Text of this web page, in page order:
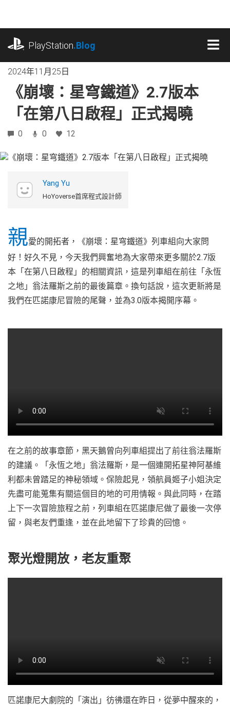
內
PlayStation.Blog
2024年11月25日
《崩壞：星穹鐵道》2.7版本
「在第八日啟程」正式揭曉
0 0 12
Yang Yu
HoYoverse首席程式設計師
親愛的開拓者，《崩壞：星穹鐵道》列車組向大家問
好！好久不見，今天我們興奮地為大家帶來更多關於2.7版
本「在第八日啟程」的相關資訊，這是列車組在前往「永恆
之地」翁法羅斯之前的最後篇章。換句話說，這次更新將是
我們在匹諾康尼冒險的尾聲，並為3.0版本揭開序幕。
在之前的故事章節，黑天鵝曾向列車組提出了前往翁法羅斯
的建議。「永恆之地」翁法羅斯，是一個連開拓星神阿基維
利都未曾踏足的神秘領域。保險起見，領航員姬子小姐決定
先盡可能蒐集有關這個目的地的可用情報。與此同時，在踏
上下一次冒險旅程之前，列車組在匹諾康尼做了最後一次停
留，與老友們重逢，並在此地留下了珍貴的回憶。
聚光燈開放，老友重聚
匹諾康尼大劇院的「演出」彷彿還在昨日，從夢中醒來的，